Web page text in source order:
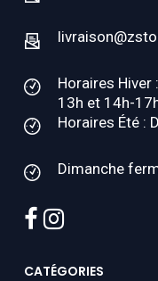
Horaires Hiver
13h et 14h-
Horaires Été :
Dimanche
facebook
instagram
CATÉGORIES